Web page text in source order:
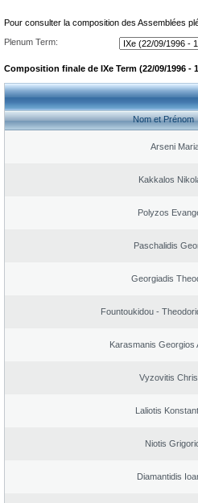
Pour consulter la composition des Assemblées
Plenum Term:
Composition finale de IXe Term (22/09/1996 -
Nom et Prénom
Arseni
Kakkalos
Polyzos
Paschalidis
Georgiadis
Fountoukidou -
Karasmanis Georgios
Vyzovitis
Laliotis
Niotis
Diamantidis